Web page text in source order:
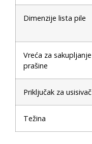
Dimenzije lista pile
Vreća za sakupljanje
prašine
Priključak za usisivač
Težina